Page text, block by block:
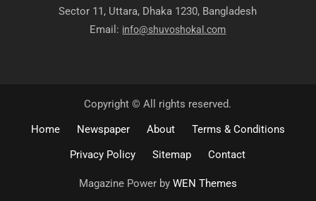
Sector 11, Uttara, Dhaka 1230, Bangladesh
Email: info@shuvoshokal.com
Copyright © All rights reserved.
Home
Newspaper About
Terms & Conditions
Privacy Policy
Sitemap Contact
Magazine Power by WEN Themes